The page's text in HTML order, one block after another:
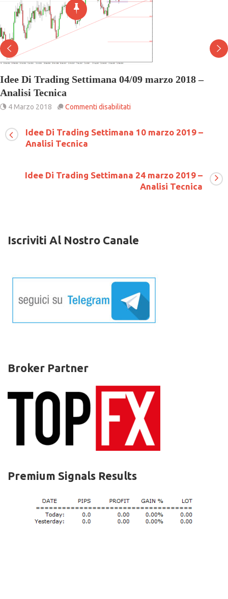
Idee Di Trading Settimana 04/09 marzo 2018 –
Analisi Tecnica
4 Marzo 2018 Commenti disabilitati
Trading
2018
–
Analisi
Idee Di Trading Settimana 10 marzo 2019 –
Analisi Tecnica
Idee Di Trading Settimana 24 marzo 2019 –
Analisi Tecnica
Iscriviti Al Nostro Canale
Broker Partner
Premium Signals Results